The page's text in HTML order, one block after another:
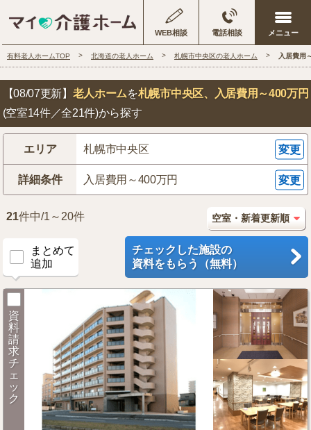
WEB相談 電話相談
有料老人ホームTOP 北海道の老人ホーム 札幌市中央区の老人ホーム 入居費用
【08/07更新】 老人ホームを札幌市中央区、入居費用～400万円
(空室14件／全21件)から探す
エリア 札幌市中央区 変更
詳細条件 入居費用～400万円 変更
21件中/1～20件
まとめて
追加
チェックした施設の
資料をもらう（無料）
資
料
請
求
チ
ェ
ッ
ク